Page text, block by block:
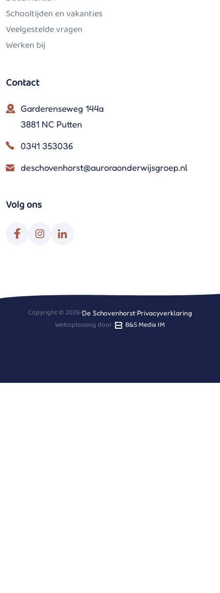
Schooltijden en vakanties
Veelgestelde vragen
Werken bij
Contact
Garderenseweg 144a
3881 NC Putten
0341 353036
deschovenhorst@auroraonderwijsgroep.nl
Volg ons
Copyright © 2026•De Schovenhorst•Privacyverklaring
Weboplossing door B&S Media IM